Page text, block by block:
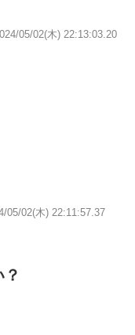
05/02(木) 22:13:03.20
05/02(木) 22:11:57.37